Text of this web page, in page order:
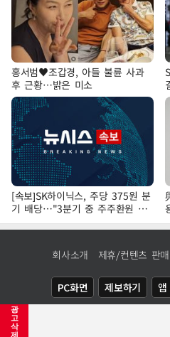
광
고
삭
제
홍서범♥조갑경, 아들 불륜 사과
후 근황…밝은 미소
[속보]SK하이닉스, 주당 375원 분
기 배당…"3분기 중 주주환원 방
안 확정"
회사소개 제휴/컨텐츠 판매
PC화면 제보하기 앱